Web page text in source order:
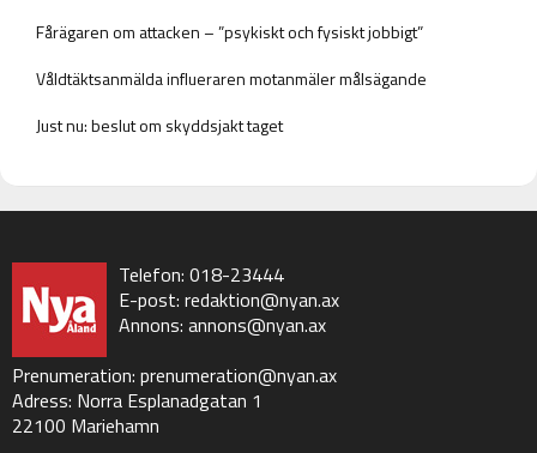
Fårägaren om attacken – ”psykiskt och fysiskt jobbigt”
Våldtäktsanmälda influeraren motanmäler målsägande
Just nu: beslut om skyddsjakt taget
Telefon: 018-23444
E-post: redaktion@nyan.ax
Annons: annons@nyan.ax
Prenumeration: prenumeration@nyan.ax
Adress: Norra Esplanadgatan 1
22100 Mariehamn